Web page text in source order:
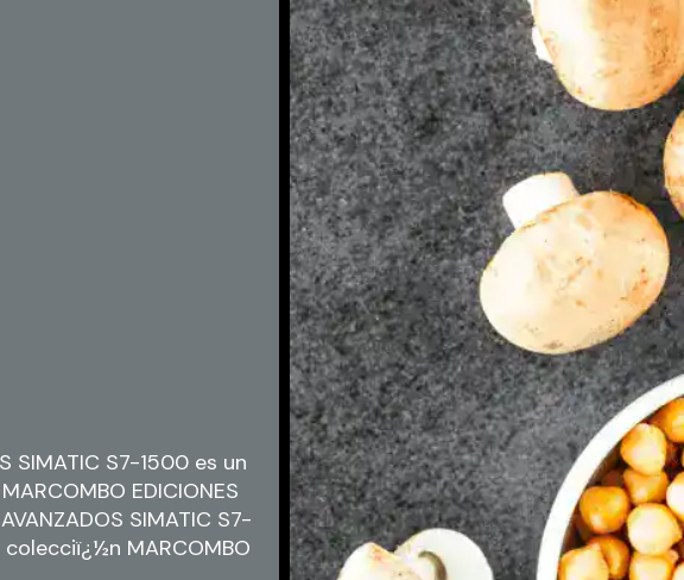
SIMATIC S7-1500 es un
EDICIONES
SIMATIC S7-
MARCOMBO